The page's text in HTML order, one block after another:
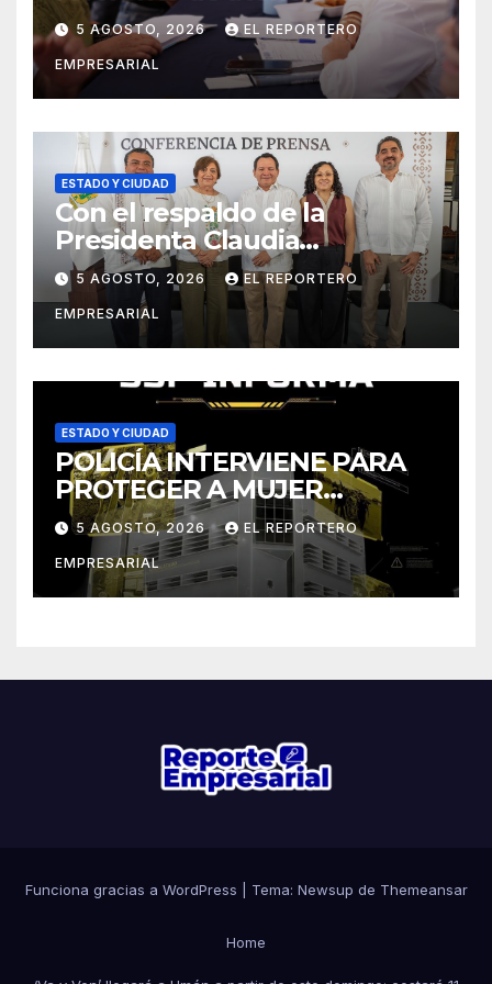
oportuna y clara para las y los
meridanos; Cecilia Patrón
5 AGOSTO, 2026 EL REPORTERO
EMPRESARIAL
ESTADO Y CIUDAD
Con el respaldo de la
Presidenta Claudia
Sheinbaum, Renacimiento
Maya fortalece la salud de las
familias yucatecas
5 AGOSTO, 2026 EL REPORTERO
EMPRESARIAL
ESTADO Y CIUDAD
POLICÍA INTERVIENE PARA
PROTEGER A MUJER
AMENAZADA CON ARMA
BLANCA EN MÉRIDA
5 AGOSTO, 2026 EL REPORTERO
EMPRESARIAL
Funciona gracias a WordPress Tema: Newsup de Themeansar
Home